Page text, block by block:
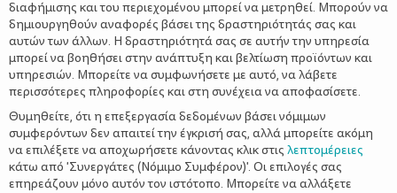
διαφήμισης και του περιεχομένου μπορεί να μετρηθεί. Μπορούν να
δημιουργηθούν αναφορές βάσει της δραστηριότητάς σας και
αυτών των άλλων. Η δραστηριότητά σας σε αυτήν την υπηρεσία
μπορεί να βοηθήσει στην ανάπτυξη και βελτίωση προϊόντων και
υπηρεσιών. Μπορείτε να συμφωνήσετε με αυτό, να λάβετε
περισσότερες πληροφορίες και στη συνέχεια να αποφασίσετε.
Θυμηθείτε, ότι η επεξεργασία δεδομένων βάσει νόμιμων
συμφερόντων δεν απαιτεί την έγκρισή σας, αλλά μπορείτε ακόμη
να επιλέξετε να αποχωρήσετε κάνοντας κλικ στις λεπτομέρειες
κάτω από 'Συνεργάτες (Νόμιμο Συμφέρον)'. Οι επιλογές σας
επηρεάζουν μόνο αυτόν τον ιστότοπο. Μπορείτε να αλλάξετε